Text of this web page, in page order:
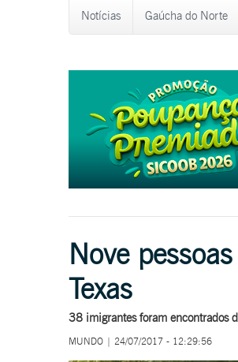
Notícias Gaúcha do Norte
Nove
Texas
38 imigrantes foram encontrados
MUNDO | 24/07/2017 - 12:29:56